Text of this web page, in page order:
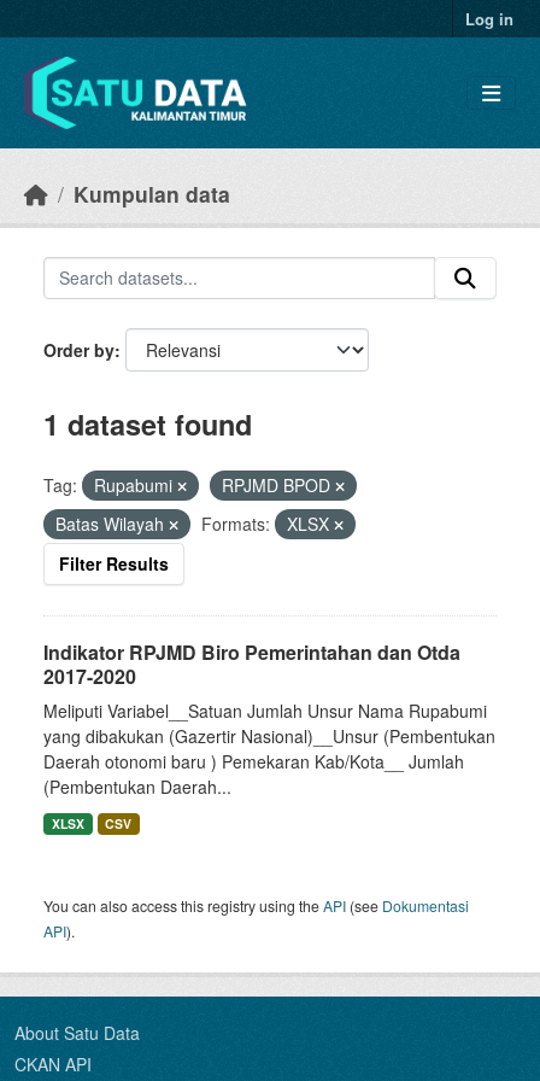
Log in
Kumpulan data
Order by
1 dataset found
Tag: Rupabumi
RPJMD BPOD
Batas Wilayah
Formats:
XLSX
Filter Results
Indikator RPJMD Biro Pemerintahan dan Otda
2017-2020
Meliputi Variabel__Satuan Jumlah Unsur Nama Rupabumi
yang dibakukan (Gazertir Nasional)__Unsur (Pembentukan
Daerah otonomi baru ) Pemekaran Kab/Kota__ Jumlah
(Pembentukan Daerah...
XLSX CSV
You can also access this registry using theAPI (see Dokumentasi
API).
About Satu Data
CKAN API